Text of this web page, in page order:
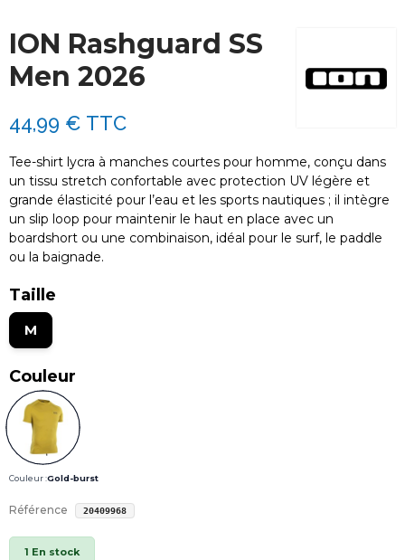
ION Rashguard SS
Men 2026
44,99 € TTC
Tee-shirt lycra à manches courtes pour homme, conçu dans
un tissu stretch confortable avec protection UV légère et
grande élasticité pour l’eau et les sports nautiques ; il intègre
un slip loop pour maintenir le haut en place avec un
boardshort ou une combinaison, idéal pour le surf, le paddle
ou la baignade.
Taille
M
Couleur
Couleur :Gold-burst
Référence 20409968
1 En stock